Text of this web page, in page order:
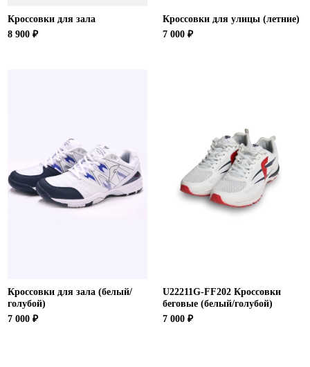
Кроссовки для зала
8 900 ₽
Кроссовки для улицы (летние)
7 000 ₽
Кроссовки для зала (белый/
голубой)
7 000 ₽
U22211G-FF202 Кроссовки
беговые (белый/голубой)
7 000 ₽